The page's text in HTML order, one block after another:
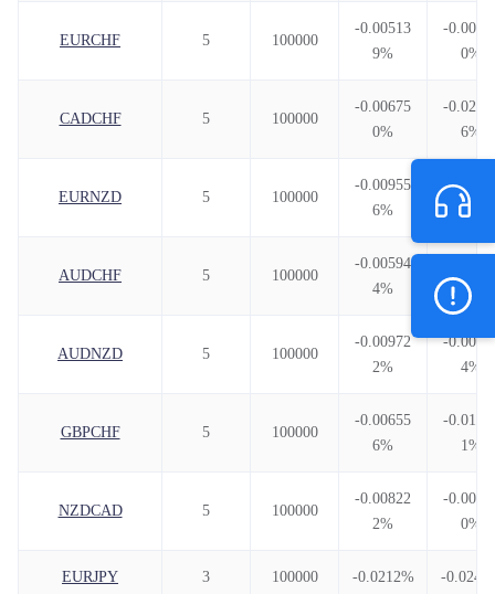
5 100000
-0.00513
9%
-
0%
5 100000
-0.00675
0%
-
6%
5 100000
-0.00955
6%
-
7%
5 100000
-0.00594
4%
2%
5 100000
-0.00972
2%
-
4%
5 100000
-0.00655
6%
-
1%
5 100000
-0.00822
2%
-
0%
3 100000 -0.0212% -
EURCHF
CADCHF
EURNZD
AUDCHF
AUDNZD
GBPCHF
NZDCAD
EURJPY